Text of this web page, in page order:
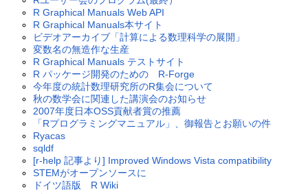
R Graphical Manuals Web API
R Graphical Manuals本サイト
ビデオアーカイブ「計算による数理科学の展開」
変数名の無造作な生産
R Graphical Manuals テストサイト
R パッケージ開発のための R-Forge
今年度の統計数理研究所のR集会について
秋の数学会に関連した講演会のお知らせ
2007年度日本OSS貢献者賞の推薦
「Rプログラミングマニュアル」、御報告とお願いの件
Ryacas
sqldf
[r-help 記事より] Improved Windows Vista compatibility
STEMがオープンソースに
ドイツ語版 R Wiki